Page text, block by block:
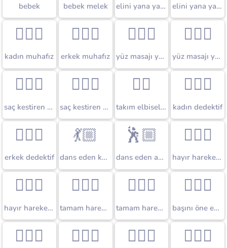
bebek bebek melek elini yana yatıran kadın elini yana yatıran erkek
💂🏼‍♀️
kadın muhafız
💂🏼‍♂️
erkek muhafız
💆🏼‍♀️
yüz masajı yaptıran kadın
💆🏼‍♂
yüz masajı yaptıran erkek
💇🏼‍♀️
saç kestiren kadın
💇🏼‍♂️
saç kestiren erkek
🕴🏼
takım elbiseli adam
🕵🏼‍♀️
kadın dedektif
🕵🏼‍♂️
erkek dedektif
💃🏼
dans eden kadın
🕺🏼
dans eden adam
🙅🏼‍♀️
hayır hareketi yapan kadın
🙅🏼‍♂️
hayır hareketi yapan erkek
🙆🏼‍♀️
tamam hareketi yapan kadın
🙆🏼‍♂️
tamam hareketi yapan erkek
🙇🏼‍♀️
başını öne eğen kadın
🙇🏼‍♂️ 🙋🏼‍♀️ 🙋🏼‍♂️ 🙍🏼‍♀️